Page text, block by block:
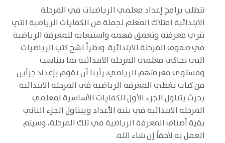
تتطلب برامج إعداد معلمي الرياضيات في المرحلة
الابتدائية امتلاك المعلم لجملة من الكفايات الرياضية التي
تثري معرفته وتعمق فهمه واستيعابه للمعرفة الرياضية
في صفوف المرحلة الابتدائية. ونظراً لشح كتب الرياضيات
التي تحاكي معلمي المرحلة الابتدائية بما يتناسب
ومستوى معرفتهم الرياضي، رأينا أن نقوم بإعداد جزأين
من كتاب يغطي المعرفة الرياضية في المرحلة الابتدائية
بحيث يتناول الجزء الأول الكفايات الأساسية لمعلمي
المرحلة الابتدائية في بنية الأعداد ويتناول الجزء الثاني
بقية أصناف المعرفة الرياضية في تلك المرحلة، وسيتم
العمل به لاحقاً إن شاء الله.